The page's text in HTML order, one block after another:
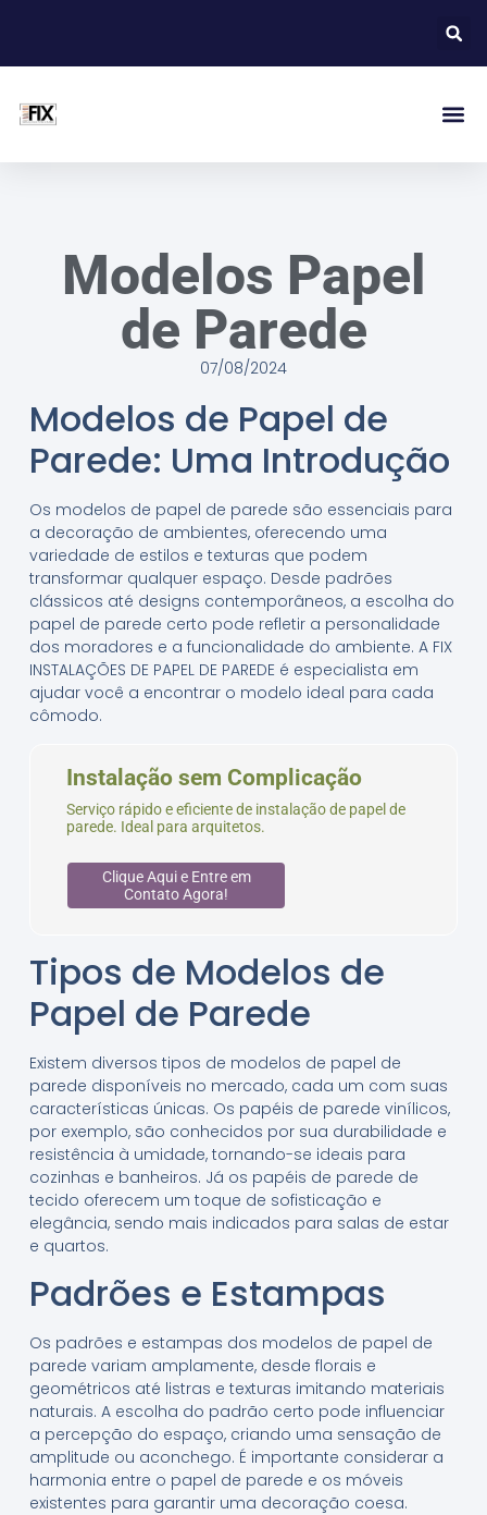
Modelos Papel
de Parede
07/08/2024
Modelos de Papel de
Parede: Uma Introdução
Os modelos de papel de parede são essenciais para
a decoração de ambientes, oferecendo uma
variedade de estilos e texturas que podem
transformar qualquer espaço. Desde padrões
clássicos até designs contemporâneos, a escolha do
papel de parede certo pode refletir a personalidade
dos moradores e a funcionalidade do ambiente. A FIX
INSTALAÇÕES DE PAPEL DE PAREDE é especialista em
ajudar você a encontrar o modelo ideal para cada
cômodo.
Instalação sem Complicação
Serviço rápido e eficiente de instalação de papel de
parede. Ideal para arquitetos.
Clique Aqui e Entre em
Contato Agora!
Tipos de Modelos de
Papel de Parede
Existem diversos tipos de modelos de papel de
parede disponíveis no mercado, cada um com suas
características únicas. Os papéis de parede vinílicos,
por exemplo, são conhecidos por sua durabilidade e
resistência à umidade, tornando-se ideais para
cozinhas e banheiros. Já os papéis de parede de
tecido oferecem um toque de sofisticação e
elegância, sendo mais indicados para salas de estar
e quartos.
Padrões e Estampas
Os padrões e estampas dos modelos de papel de
parede variam amplamente, desde florais e
geométricos até listras e texturas imitando materiais
naturais. A escolha do padrão certo pode influenciar
a percepção do espaço, criando uma sensação de
amplitude ou aconchego. É importante considerar a
harmonia entre o papel de parede e os móveis
existentes para garantir uma decoração coesa.